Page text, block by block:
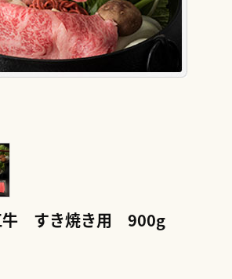
牛 すき焼き用 900g